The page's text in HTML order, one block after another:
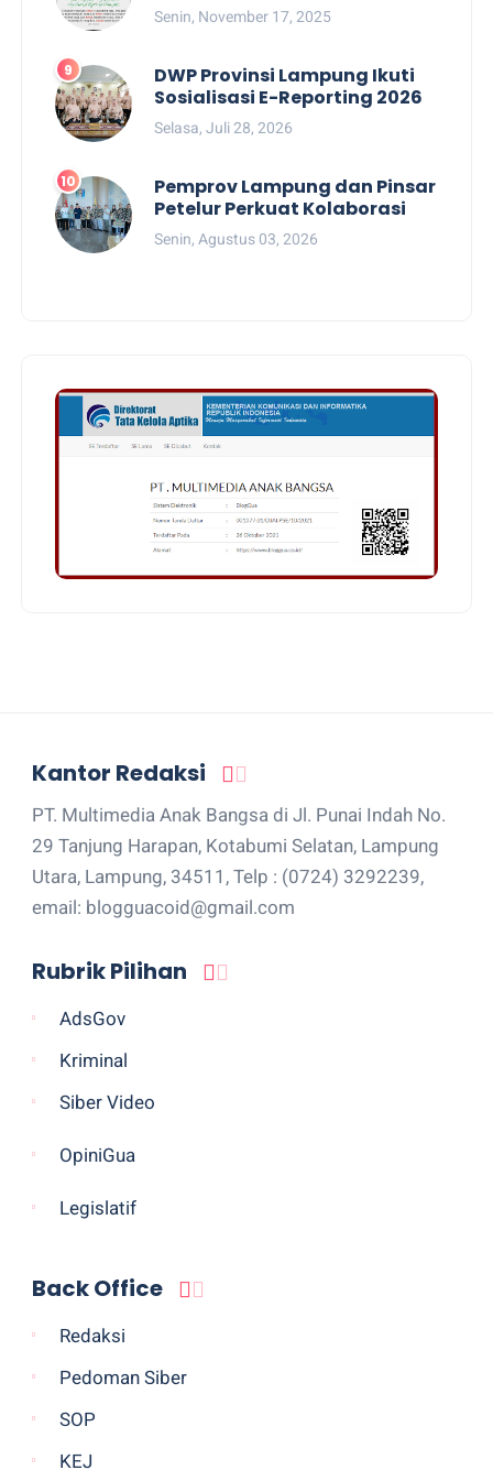
Senin, November 17, 2025
DWP Provinsi Lampung Ikuti
Sosialisasi E-Reporting 2026
Selasa, Juli 28, 2026
Pemprov Lampung dan Pinsar
Petelur Perkuat Kolaborasi
Senin, Agustus 03, 2026
Kantor Redaksi
PT. Multimedia Anak Bangsa di Jl. Punai Indah No.
29 Tanjung Harapan, Kotabumi Selatan, Lampung
Utara, Lampung, 34511, Telp : (0724) 3292239,
email: blogguacoid@gmail.com
Rubrik Pilihan
AdsGov
Kriminal
Siber Video
OpiniGua
Legislatif
Back Office
Redaksi
Pedoman Siber
SOP
KEJ